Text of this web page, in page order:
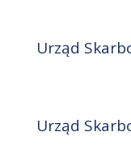
Urząd
Urząd